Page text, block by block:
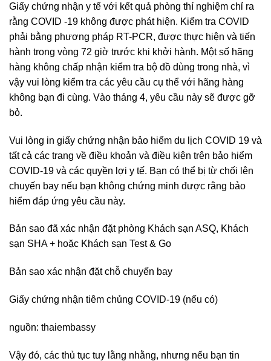
Giấy chứng nhận y tế với kết quả phòng thí nghiệm chỉ ra
rằng COVID -19 không được phát hiện. Kiểm tra COVID
phải bằng phương pháp RT-PCR, được thực hiện và tiến
hành trong vòng 72 giờ trước khi khởi hành. Một số hãng
hàng không chấp nhận kiểm tra bộ đồ dùng trong nhà, vì
vậy vui lòng kiểm tra các yêu cầu cụ thể với hãng hàng
không bạn đi cùng. Vào tháng 4, yêu cầu này sẽ được gỡ
bỏ.
Vui lòng in giấy chứng nhận bảo hiểm du lịch COVID 19 và
tất cả các trang về điều khoản và điều kiện trên bảo hiểm
COVID-19 và các quyền lợi y tế. Bạn có thể bị từ chối lên
chuyến bay nếu bạn không chứng minh được rằng bảo
hiểm đáp ứng yêu cầu này.
Bản sao đã xác nhận đặt phòng Khách sạn ASQ, Khách
sạn SHA + hoặc Khách sạn Test & Go
Bản sao xác nhận đặt chỗ chuyến bay
Giấy chứng nhận tiêm chủng COVID-19 (nếu có)
nguồn: thaiembassy
Vậy đó, các thủ tục tuy lằng nhằng, nhưng nếu bạn tin